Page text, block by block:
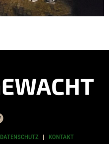
DATENSCHUTZ KONTAKT